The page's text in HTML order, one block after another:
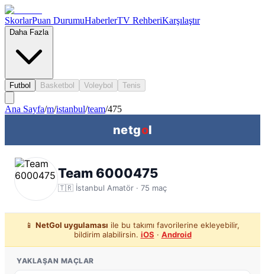
SkorlarPuan DurumuHaberlerTV RehberiKarşılaştır
Daha Fazla
Futbol Basketbol Voleybol Tenis
Ana Sayfa/m/istanbul/team/475
netgol
Team 6000475
🇹🇷 İstanbul Amatör · 75 maç
📱 NetGol uygulaması ile bu takımı favorilerine ekleyebilir,
bildirim alabilirsin. iOS · Android
YAKLAŞAN MAÇLAR